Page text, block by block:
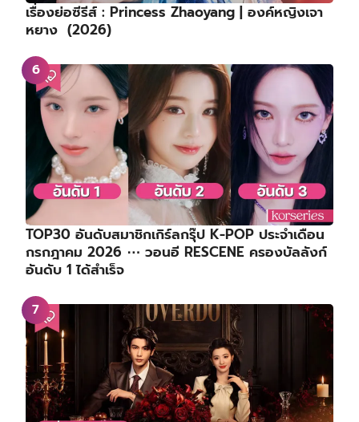
เรื่องย่อซีรีส์ : Princess Zhaoyang | องค์หญิงเจา
หยาง (2026)
TOP30 อันดับสมาชิกเกิร์ลกรุ๊ป K-POP ประจำเดือน
กรกฎาคม 2026 ⋯ วอนอี RESCENE ครองบัลลังก์
อันดับ 1 ได้สำเร็จ